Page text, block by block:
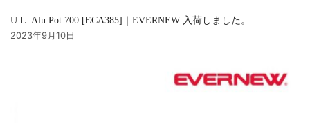
U.L. Alu.Pot 700 [ECA385]｜EVERNEW 入荷しました。
2023年9月10日